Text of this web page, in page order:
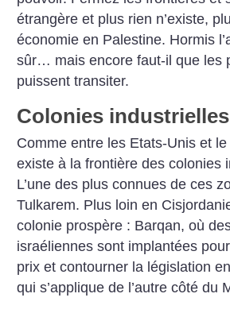
étrangère et plus rien n’existe,
économie en Palestine. Hormis
sûr… mais encore faut-il que les
puissent transiter.
Colonies industrielles
Comme entre les Etats-Unis et
existe à la frontière des colonies
L’une des plus connues de ces
Tulkarem. Plus loin en
colonie prospère : Barqan, où
israéliennes sont implantées
prix et contourner la législation
qui s’applique de l’autre côté du